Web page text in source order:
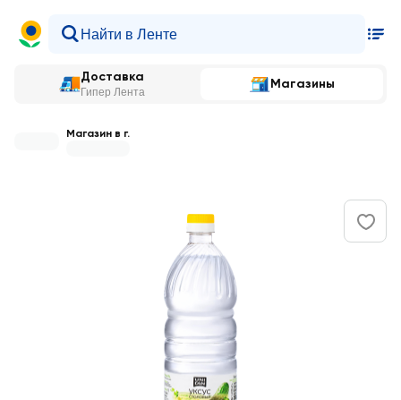
Доставка
Гипер Лента
Магазины
Магазин в г.